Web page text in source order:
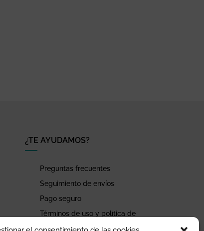
¿TE AYUDAMOS?
Preguntas frecuentes
Seguimiento de envíos
Pago seguro
Términos de uso y política de